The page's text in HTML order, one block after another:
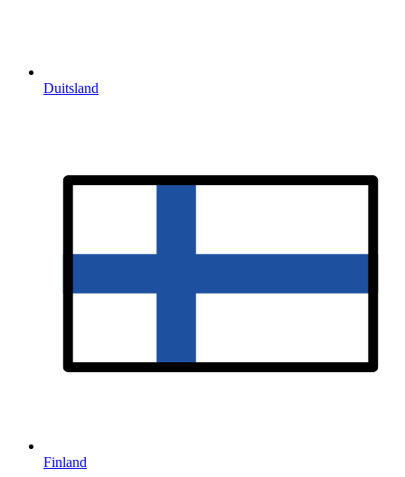
Duitsland
Finland